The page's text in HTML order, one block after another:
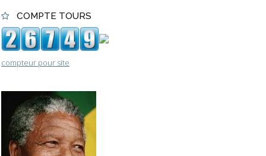
COMPTE TOURS
compteur pour site